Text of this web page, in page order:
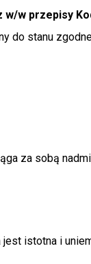
w przepisy
do stanu
za sobą
istotna i